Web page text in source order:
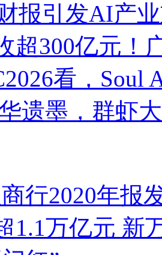
报引发AI产
超300亿元！
看，Soul
遗墨，群虾